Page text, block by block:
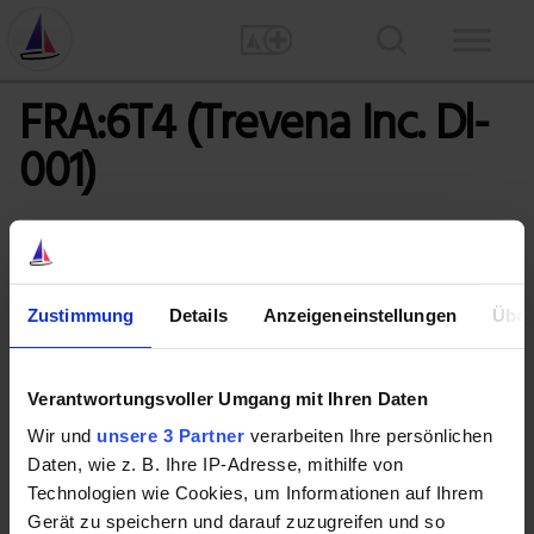
Zustimmung Details Anzeigeneinstellungen
Verantwortungsvoller Umgang mit Ihren Daten
Wir und unsere 3 Partner verarbeiten Ihre persönlichen
Daten, wie z. B. Ihre IP-Adresse, mithilfe von
Technologien wie Cookies, um Informationen auf Ihrem
Gerät zu speichern und darauf zuzugreifen und so
FRA:6T4 (Trevena Inc. Dl-
001)
Alle Artikel
8. Juli 2016|Motley Fool Senior Investmentanalyst
Drei Biotech-Aktien, die jetzt unfassbar
günstig sind: Acadia Pharmaceuticals, Gilead
Sciences und Trevena
Diese drei Aktien könnten Medizin für dein Portfolio sein.